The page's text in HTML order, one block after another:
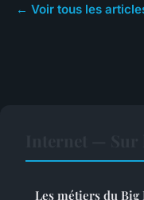
← Voir tous les
Les métiers du